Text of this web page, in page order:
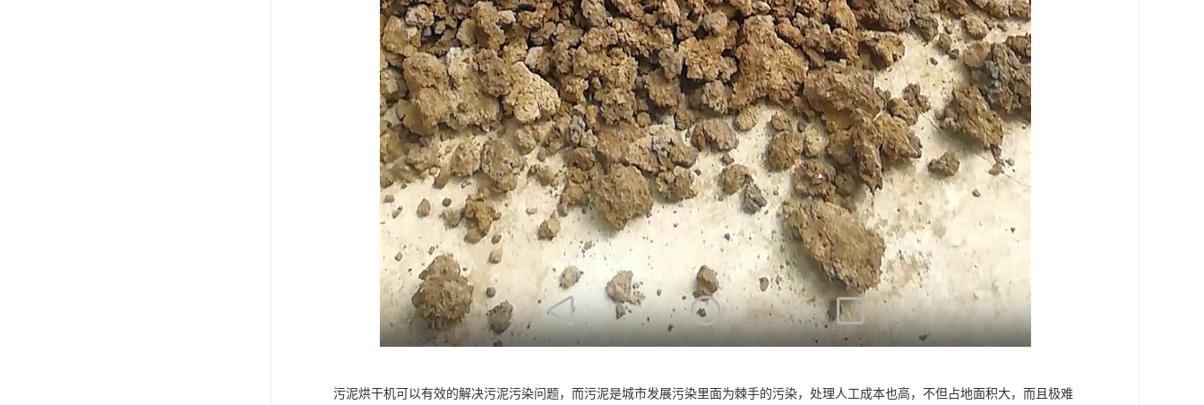
污泥烘干机可以有效的解决污泥污染问题，而污泥是城市发展污染里面为棘手的污染，处理人工成本也高，不但占地面积大，而且极难